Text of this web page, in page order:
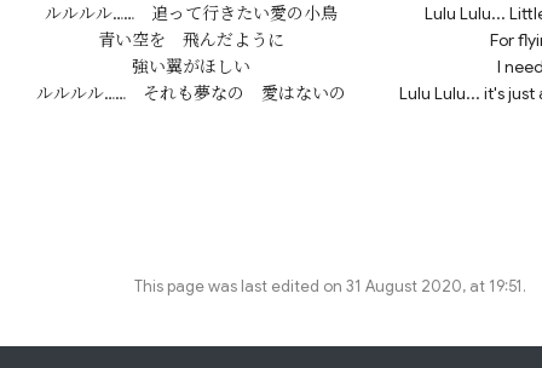
ルルルル……　追って行きたい愛の小鳥
青い空を　飛んだように
強い翼がほしい
Lulu Lulu...
For
I
This page was last edited on 31 August 2020, at 19:51.